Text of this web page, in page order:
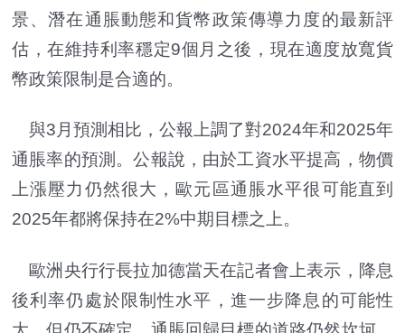
景、潛在通脹動態和貨幣政策傳導力度的最新評
估，在維持利率穩定9個月之後，現在適度放寬貨
幣政策限制是合適的。
與3月預測相比，公報上調了對2024年和2025年
通脹率的預測。公報說，由於工資水平提高，物價
上漲壓力仍然很大，歐元區通脹水平很可能直到
2025年都將保持在2%中期目標之上。
歐洲央行行長拉加德當天在記者會上表示，降息
後利率仍處於限制性水平，進一步降息的可能性